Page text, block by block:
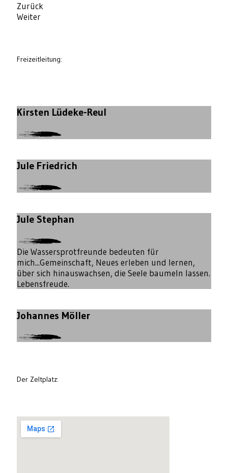
Zurück
Weiter
Freizeitleitung:
Kirsten Lüdeke-Reul
Jule Friedrich
Jule Stephan
Die Wassersprotfreunde bedeuten für
mich...Gemeinschaft, Neues erleben und lernen,
über sich hinauswachsen, die Seele baumeln lassen.
Lebensfreude.
Johannes Möller
Der Zeltplatz: